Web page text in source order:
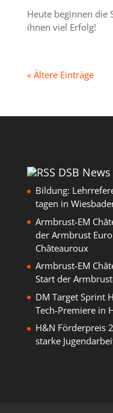
Heute beginnen die
ihnen viel Erfolg!
« Ältere Einträge
DSB News
Bildung:
tagen in
Armbrust-EM
der Armbrust
Châteauroux
Armbrust-EM
Start der
DM Target Sprint
Tech-Premiere in
H&N Förderpreis
starke